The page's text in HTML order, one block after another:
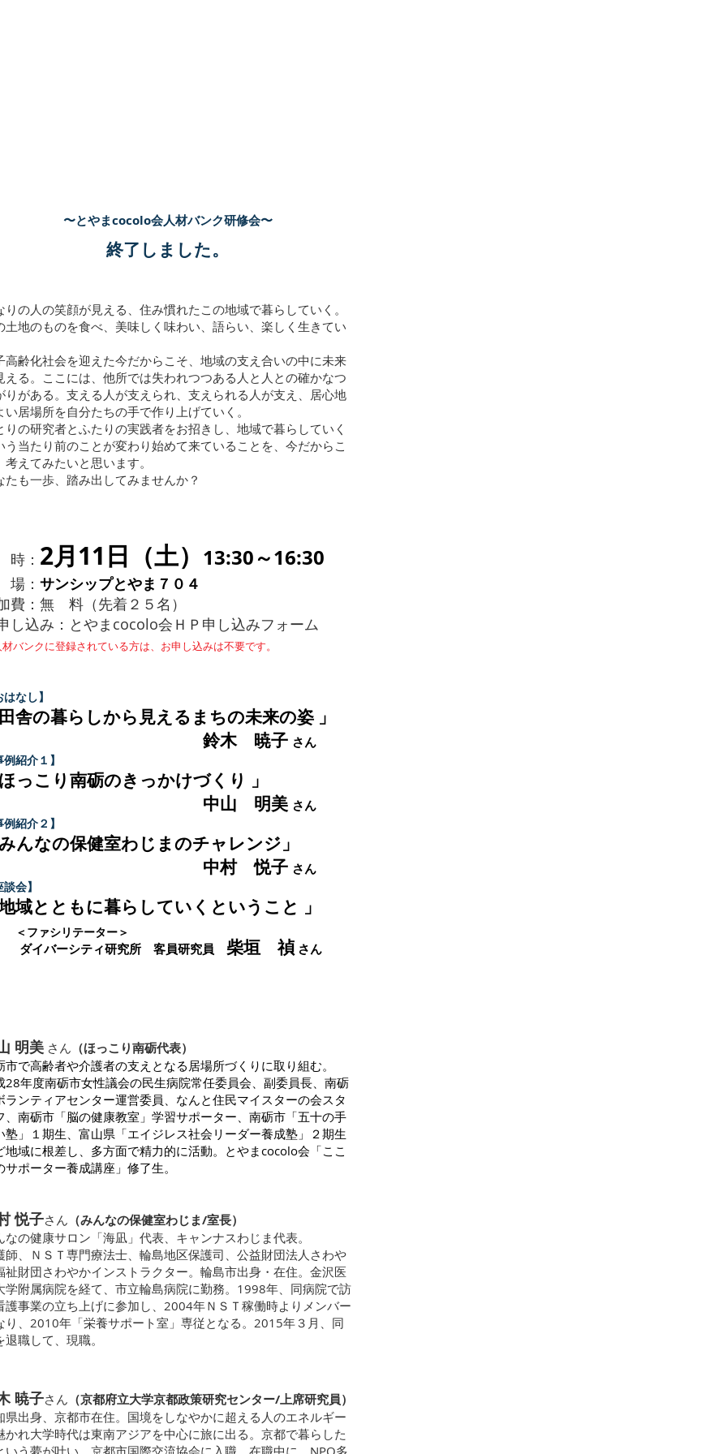
〜とやまcocolo会人材バンク研修会〜
終了しました。
りの人の笑顔が見える、住み慣れたこの地域で暮らしていく。
土地のものを食べ、美味しく味わい、語らい、楽しく生きてい
高齢化社会を迎えた今だからこそ、地域の支え合いの中に未来
える。ここには、他所では失われつつある人と人との確かなつ
りがある。支える人が支えられ、支えられる人が支え、居心地
い居場所を自分たちの手で作り上げていく。
りの研究者とふたりの実践者をお招きし、地域で暮らしていく
う当たり前のことが変わり始めて来ていることを、今だからこ
考えてみたいと思います。
たも一歩、踏み出してみませんか？
時 ： 2月11日（土） 13:30～16:30
： サンシップとやま７０４
費：無 料（先着２５名）
し込み：とやまcocolo会ＨＰ申し込みフォーム
バンクに登録されている方は、お申し込みは不要です。
はなし】
田舎の暮らしから見えるまちの未来の姿 」
木 暁子 さん
例紹介１】
ほっこり南砺のきっかけづくり 」
山 明美 さん
例紹介２】
みんなの保健室わじまのチャレンジ」
村 悦子 さん
談会】
地域とともに暮らしていくということ 」
＜ファシリテーター＞
ダイバーシティ研究所 客員研究員 柴垣 禎 さん
明美 さん （ほっこり南砺代表）
市で高齢者や介護者の支えとなる居場所づくりに取り組む。
28年度南砺市女性議会の民生病院常任委員会、副委員長、南砺
ランティアセンター運営委員、なんと住民マイスターの会スタ
、南砺市「脳の健康教室」学習サポーター、南砺市「五十の手
塾」１期生、富山県「エイジレス社会リーダー養成塾」２期生
地域に根差し、多方面で精力的に活動。とやまcocolo会「ここ
サポーター養成講座」修了生。
悦子さん （みんなの保健室わじま/室長）
なの健康サロン「海凪」代表、キャンナスわじま代表。
師、ＮＳＴ専門療法士、輪島地区保護司、公益財団法人さわや
祉財団さわやかインストラクター。輪島市出身・在住。金沢医
学附属病院を経て、市立輪島病院に勤務。1998年、同病院で訪
護事業の立ち上げに参加し、2004年ＮＳＴ稼働時よりメンバー
り、2010年「栄養サポート室」専従となる。2015年３月、同
退職して、現職。
暁子さん （京都府立大学京都政策研究センター/上席研究員）
県出身、京都市在住。国境をしなやかに超える人のエネルギー
かれ大学時代は東南アジアを中心に旅に出る。京都で暮らした
いう夢が叶い、京都市国際交流協会に入職。在職中に、NPO多